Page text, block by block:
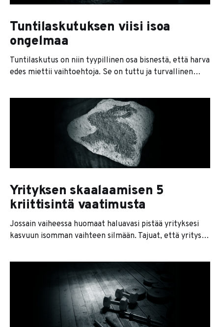
Tuntilaskutuksen viisi isoa
ongelmaa
Tuntilaskutus on niin tyypillinen osa bisnestä, että harva
edes miettii vaihtoehtoja. Se on tuttu ja turvallinen
aina tehty. Tuntilaskutuksessa on kuitenkin viisi isoa
tekee työtä vuosikausia samalla henkilöstöllä ja
samoilla työkaluilla. Voisi olettaa, että
Yrityksen skaalaamisen 5
kriittisintä vaatimusta
Jossain vaiheessa huomaat haluavasi pistää yrityksesi
kasvuun isomman vaihteen silmään. Tajuat, että yritystä
haluat skaalata yritystäsi seuraavalle tasolle, nämä viisi
asiaa täytyy olla kunnossa: 1. Pohja 2. Delegointi 3.
ja tärkein asia on, että yrityksen